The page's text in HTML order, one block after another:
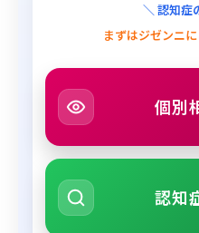
＼ 認知症
まずはジゼンニに
個別
認知